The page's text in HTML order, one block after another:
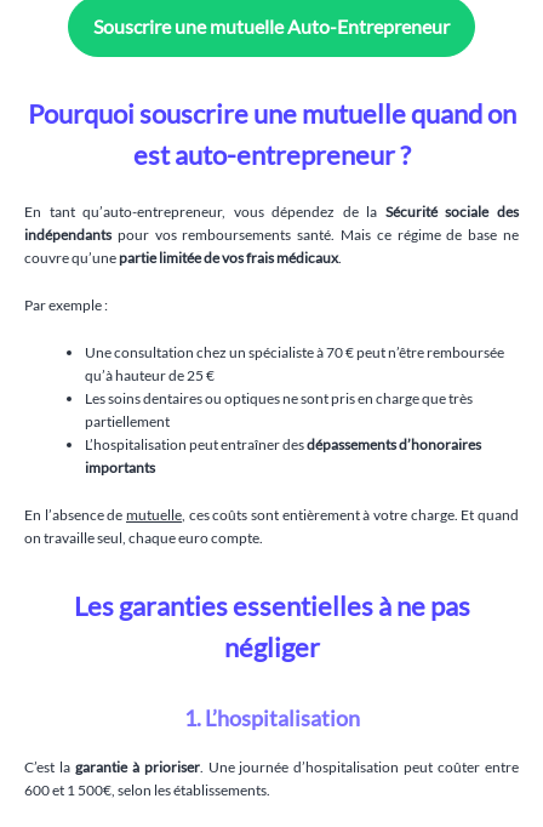
Souscrire une mutuelle Auto-Entrepreneur
Pourquoi souscrire une mutuelle quand on
est auto-entrepreneur ?
En tant qu’auto-entrepreneur, vous dépendez de la Sécurité sociale des
indépendants pour vos remboursements santé. Mais ce régime de base ne
couvre qu’unepartie limitée de vos frais médicaux.
Par exemple :
Une consultation chez un spécialiste à 70 € peut n’être remboursée
qu’à hauteur de 25 €
Les soins dentaires ou optiques ne sont pris en charge que très
partiellement
L’hospitalisation peut entraîner desdépassements d’honoraires
importants
En l’absence de mutuelle, ces coûts sont entièrement à votre charge. Et quand
on travaille seul, chaque euro compte.
Les garanties essentielles à ne pas
négliger
1. L’hospitalisation
C’est la garantie à prioriser. Une journée d’hospitalisation peut coûter entre
600 et 1 500€, selon les établissements.